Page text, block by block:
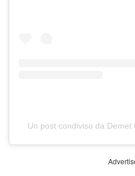
Un post condiviso da